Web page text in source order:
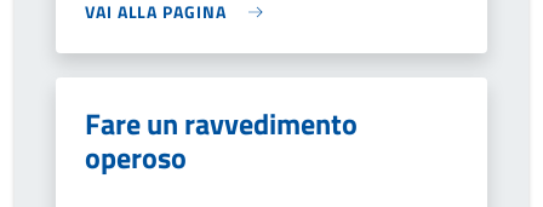
VAI ALLA PAGINA
Fare un ravvedimento
operoso